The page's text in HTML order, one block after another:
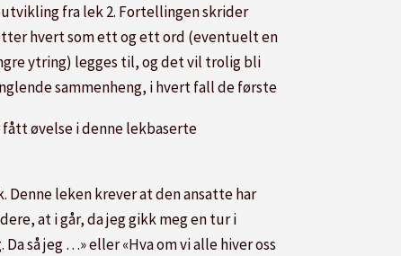
fra lek 2. Fortellingen skrider
hvert som ett og ett ord (eventuelt en
ytring) legges til, og det vil trolig bli
sammenheng, i hvert fall de første
fått øvelse i denne lekbaserte
Denne leken krever at den ansatte har
at i går, da jeg gikk meg en tur i
så jeg …» eller «Hva om vi alle hiver oss